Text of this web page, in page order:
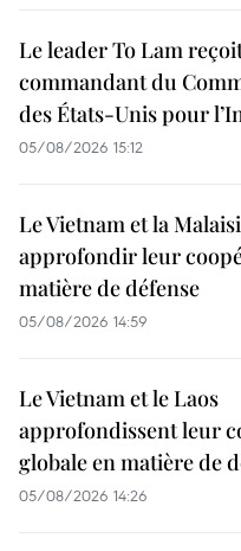
Le leader To Lam
commandant du
des États-Unis pour
05/08/2026 15:12
Le Vietnam et la
approfondir leur
matière de défense
05/08/2026 14:59
Le Vietnam et le Laos
approfondissent leur
globale en matière de
05/08/2026 14:26